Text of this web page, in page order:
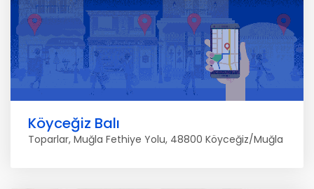
Köyceğiz Balı
Toparlar, Muğla Fethiye Yolu, 48800 Köyceğiz/Muğla